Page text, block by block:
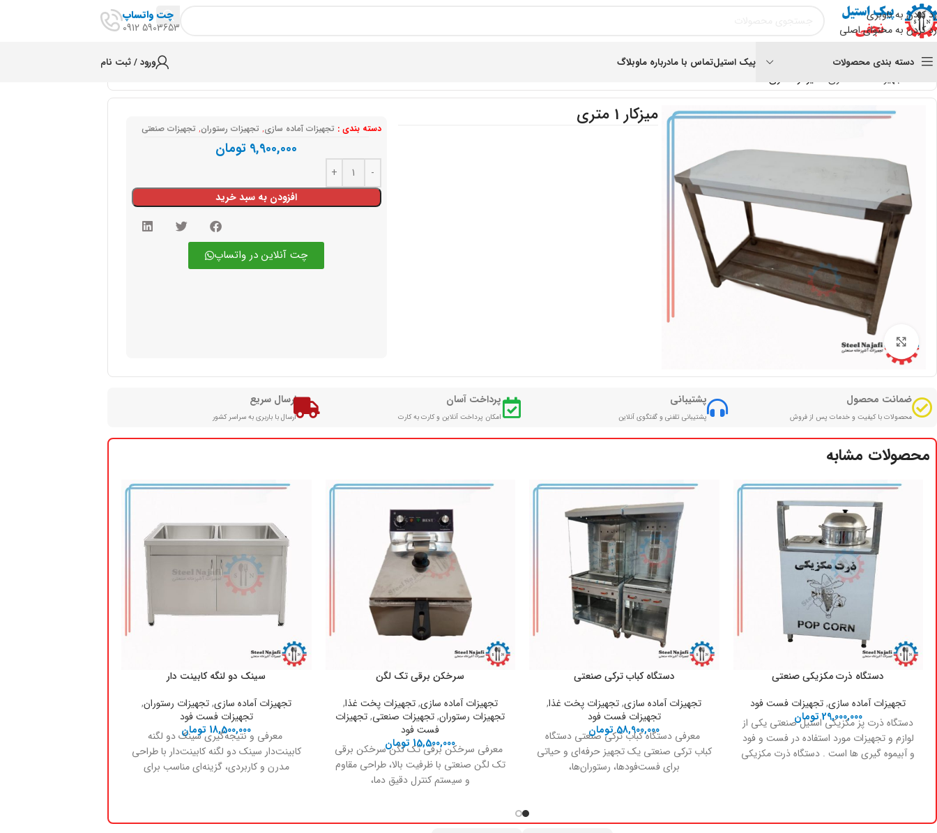
رد کردن به ناوبری
رد کردن به محتوای اصلی
چت واتساپ
5903653 0912
دسته بندی محصولات پیک استیلتماس با مادرباره ماوبلاگ ورود / ثبت نام
تجهیزات آماده سازی میزکار 1 متری
بزرگنمایی تصویر
میزکار 1 متری
دسته بندی : تجهیزات آماده سازی, تجهیزات رستوران, تجهیزات صنعتی
9,900,000 تومان
افزودن به سبد خرید
چت آنلاین در واتساپ
ضمانت محصول
محصولات با کیفیت و خدمات پس از فروش
پشتیبانی
پشتیبانی تلفنی و گفتگوی آنلاین
پرداخت آسان
امکان پرداخت آنلاین و کارت به کارت
ارسال سریع
ارسال با باربری به سراسر کشور
محصولات مشابه
دستگاه ذرت مکزیکی صنعتی
تجهیزات آماده سازی,تجهیزات فست فود
29,000,000 تومان
دستگاه ذرت پز مکزیکی استیل صنعتی یکی از
لوازم و تجهیزات مورد استفاده در فست و فود
و آبیموه گیری ها است . دستگاه ذرت مکزیکی
دستگاه کباب ترکی صنعتی
تجهیزات آماده سازی,تجهیزات پخت غذا,
تجهیزات فست فود
58,900,000 تومان
معرفی دستگاه کباب ترکی صنعتی دستگاه
کباب ترکی صنعتی یک تجهیز حرفه‌ای و حیاتی
برای فست‌فودها، رستوران‌ها،
سرخکن برقی تک لگن
تجهیزات آماده سازی,تجهیزات پخت غذا,
تجهیزات رستوران,تجهیزات صنعتی,تجهیزات
فست فود
15,500,000 تومان
معرفی سرخکن برقی تک لگن سرخکن برقی
تک لگن صنعتی با ظرفیت بالا، طراحی مقاوم
و سیستم کنترل دقیق دما،
سینک دو لنگه کابینت دار
تجهیزات آماده سازی,تجهیزات رستوران,
تجهیزات فست فود
18,500,000 تومان
معرفی و نتیجه‌گیری سینک دو لگنه
کابینت‌دار سینک دو لگنه کابینت‌دار با طراحی
مدرن و کاربردی، گزینه‌ای مناسب برای